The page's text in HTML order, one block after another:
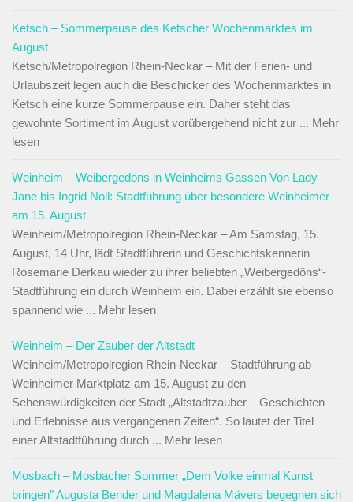
Ketsch – Sommerpause des Ketscher Wochenmarktes im
August
Ketsch/Metropolregion Rhein-Neckar – Mit der Ferien- und
Urlaubszeit legen auch die Beschicker des Wochenmarktes in
Ketsch eine kurze Sommerpause ein. Daher steht das
gewohnte Sortiment im August vorübergehend nicht zur ... Mehr
lesen
Weinheim – Weibergedöns in Weinheims Gassen Von Lady
Jane bis Ingrid Noll: Stadtführung über besondere Weinheimer
am 15. August
Weinheim/Metropolregion Rhein-Neckar – Am Samstag, 15.
August, 14 Uhr, lädt Stadtführerin und Geschichtskennerin
Rosemarie Derkau wieder zu ihrer beliebten „Weibergedöns“-
Stadtführung ein durch Weinheim ein. Dabei erzählt sie ebenso
spannend wie ... Mehr lesen
Weinheim – Der Zauber der Altstadt
Weinheim/Metropolregion Rhein-Neckar – Stadtführung ab
Weinheimer Marktplatz am 15. August zu den
Sehenswürdigkeiten der Stadt „Altstadtzauber – Geschichten
und Erlebnisse aus vergangenen Zeiten“. So lautet der Titel
einer Altstadtführung durch ... Mehr lesen
Mosbach – Mosbacher Sommer „Dem Volke einmal Kunst
bringen″ Augusta Bender und Magdalena Mävers begegnen sich